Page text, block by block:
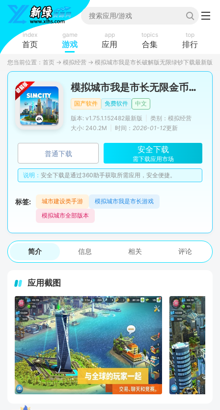
index
首页
game
游戏
app
应用
topics
合集
top
排行
您当前位置： 首页 → 模拟经营 → 模拟城市我是市长破解版无限绿钞下载最新版
模拟城市我是市长无限金币无限绿钞破解版
国产软件 免费软件
中文
版本: v1.75.1.152482最新版
类别：模拟经营
大小: 240.2M
时间： 2026-01-12更新
普通下载 安全下载
需下载应用市场
说明： 安全下载是通过360助手获取所需应用，安全便捷。
标签: 城市建设类手游
模拟城市我是市长游戏
模拟城市全部版本
简介 信息 相关 评论
应用截图